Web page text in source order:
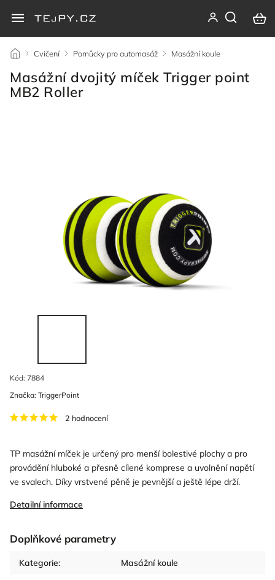
/ Cvičení / Pomůcky pro automasáž / Masážní koule
Masážní dvojitý míček Trigger point
MB2 Roller
Kód: 7884
2 hodnocení
TP masážní míček je určený pro menší bolestivé plochy a pro
provádění hluboké a přesně cílené komprese a uvolnění napětí
ve svalech. Díky vrstvené pěně je pevnější a ještě lépe drží.
Detailní informace
Doplňkové parametry
Kategorie: Masážní koule
Značka: TriggerPoint